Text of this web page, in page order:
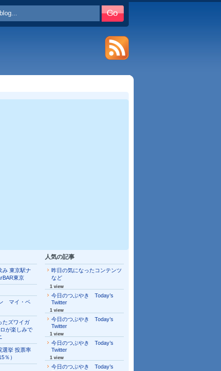
み 東京駅ナ
東京
マイ・ベ
たズワイガ
が楽しみで
選挙 投票率
％）
人気の記事
昨日の気になったコンテンツ
など
1 view
今日のつぶやき Today’s
Twitter
1 view
今日のつぶやき Today’s
Twitter
1 view
今日のつぶやき Today’s
Twitter
1 view
今日のつぶやき Today’s